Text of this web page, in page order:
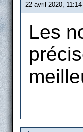
22 avril 2020,
Les